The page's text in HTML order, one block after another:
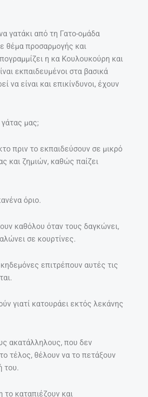
γατάκι από τη Γατο-ομάδα
θέμα προσαρμογής και
η κα Κουλουκούρη και
εκπαιδευμένοι στα βασικά
να είναι και επικίνδυνοι, έχουν
μας;
πριν το εκπαιδεύσουν σε μικρό
και ζημιών, καθώς παίζει
όριο.
καθόλου όταν τους δαγκώνει,
σε κουρτίνες.
επιτρέπουν αυτές τις
γιατί κατουράει εκτός λεκάνης
ακατάλληλους, που δεν
τέλος, θέλουν να το πετάξουν
του.
καταπιέζουν και